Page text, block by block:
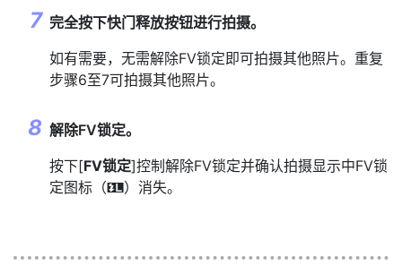
完全按下快门释放按钮进行拍摄。
如有需要，无需解除FV锁定即可拍摄其他照片。重复
步骤6至7可拍摄其他照片。
解除FV锁定。
按下[FV锁定]控制解除FV锁定并确认拍摄显示中FV锁
定图标（ r ）消失。